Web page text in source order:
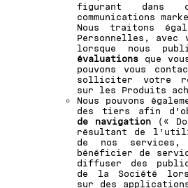
figurant dans
communications
Nous traitons
Personnelles, avec
lorsque nous
évaluations que
pouvons vous
solliciter votre
sur les Produits
Nous pouvons
des tiers afin
de navigation («
résultant de
de nos
bénéficier de
diffuser des
de la Société
sur des